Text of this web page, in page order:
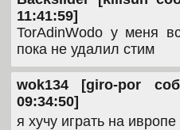
11:41:59]
TorAdinWodo у меня
пока не удалил стим
wok134 [giro-por
09:34:50]
я хучу играть на ивропе